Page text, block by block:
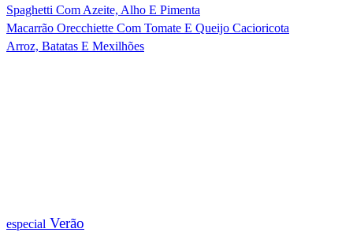
Spaghetti Com Azeite, Alho E Pimenta
Macarrão Orecchiette Com Tomate E Queijo Cacioricota
Arroz, Batatas E Mexilhões
especial Verão